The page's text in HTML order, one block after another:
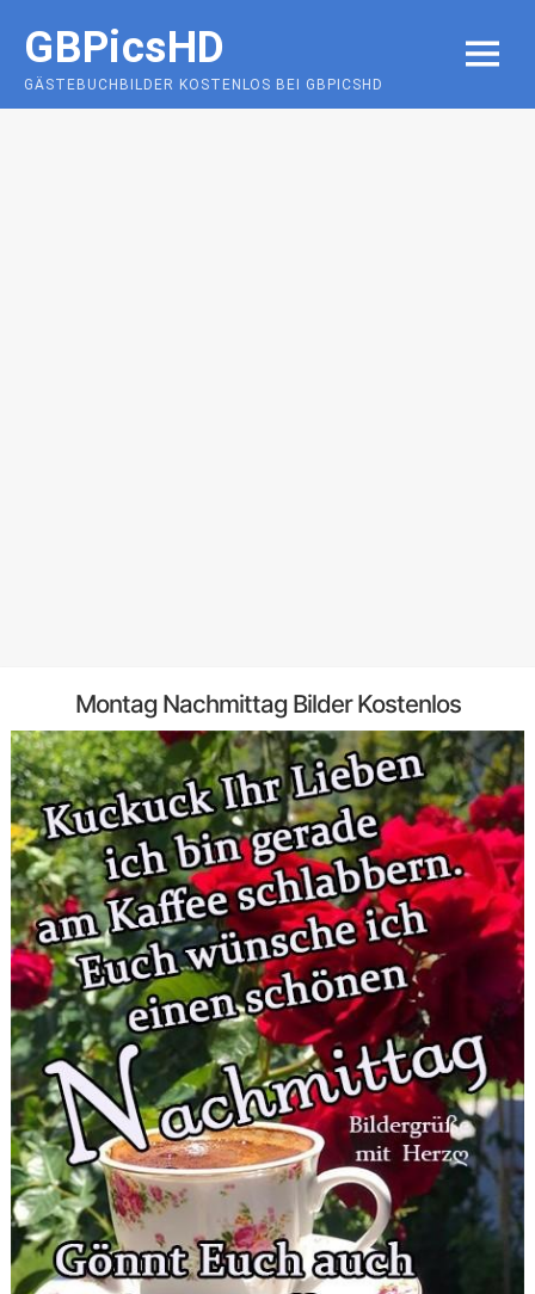
content
GBPicsHD
GÄSTEBUCHBILDER KOSTENLOS BEI GBPICSHD
MENU
Montag Nachmittag Bilder Kostenlos